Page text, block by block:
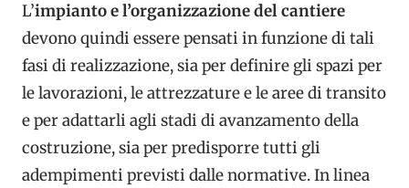
L’impianto e l’organizzazione del cantiere
devono quindi essere pensati in funzione di tali
fasi di realizzazione, sia per definire gli spazi per
le lavorazioni, le attrezzature e le aree di transito
e per adattarli agli stadi di avanzamento della
costruzione, sia per predisporre tutti gli
adempimenti previsti dalle normative. In linea